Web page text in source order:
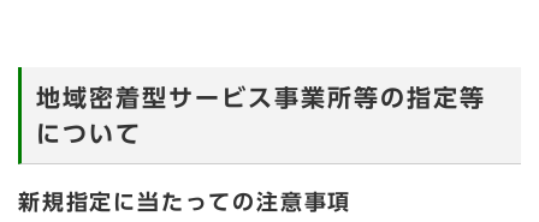
地域密着型サービス事業所等の指定等
について
新規指定に当たっての注意事項